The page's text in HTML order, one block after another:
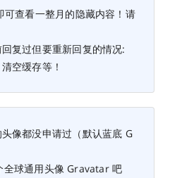
可查看一整月的隐藏内容！请
复过但要重新回复的情况:
空缓存等！
像都没申请过（默认蓝底 G
全球通用头像 Gravatar 吧